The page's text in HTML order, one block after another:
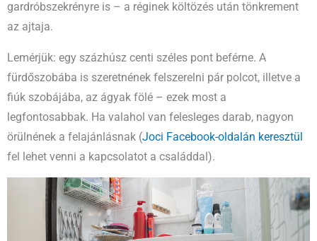
gardróbszekrényre is – a réginek költözés után tönkrement
az ajtaja.
Lemérjük: egy százhúsz centi széles pont beférne. A
fürdőszobába is szeretnének felszerelni pár polcot, illetve a
fiúk szobájába, az ágyak fölé – ezek most a
legfontosabbak. Ha valahol van felesleges darab, nagyon
örülnének a felajánlásnak (Joci Facebook-oldalán keresztül
fel lehet venni a kapcsolatot a családdal).